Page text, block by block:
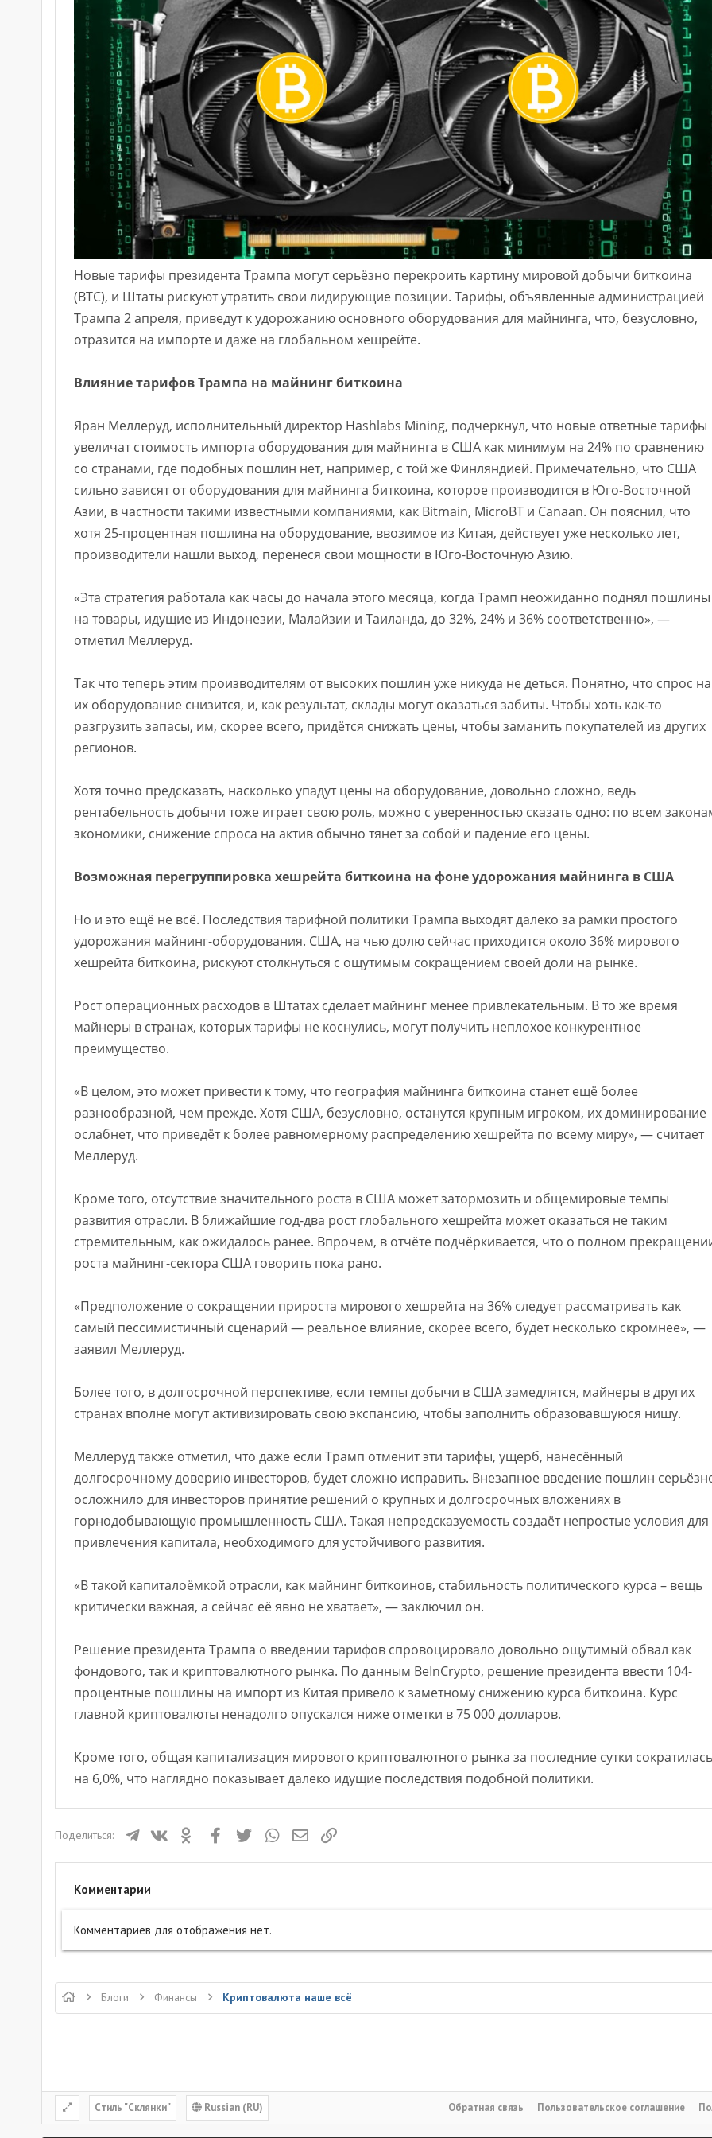
Новые тарифы президента Трампа могут серьёзно перекроить картину мировой добычи биткоина
(BTC), и Штаты рискуют утратить свои лидирующие позиции. Тарифы, объявленные администрацией
Трампа 2 апреля, приведут к удорожанию основного оборудования для майнинга, что, безусловно,
отразится на импорте и даже на глобальном хешрейте.
Влияние тарифов Трампа на майнинг биткоина
Яран Меллеруд, исполнительный директор Hashlabs Mining, подчеркнул, что новые ответные тарифы
увеличат стоимость импорта оборудования для майнинга в США как минимум на 24% по сравнению
со странами, где подобных пошлин нет, например, с той же Финляндией. Примечательно, что США
сильно зависят от оборудования для майнинга биткоина, которое производится в Юго-Восточной
Азии, в частности такими известными компаниями, как Bitmain, MicroBT и Canaan. Он пояснил, что
хотя 25-процентная пошлина на оборудование, ввозимое из Китая, действует уже несколько лет,
производители нашли выход, перенеся свои мощности в Юго-Восточную Азию.
«Эта стратегия работала как часы до начала этого месяца, когда Трамп неожиданно поднял пошлины
на товары, идущие из Индонезии, Малайзии и Таиланда, до 32%, 24% и 36% соответственно», —
отметил Меллеруд.
Так что теперь этим производителям от высоких пошлин уже никуда не деться. Понятно, что спрос на
их оборудование снизится, и, как результат, склады могут оказаться забиты. Чтобы хоть как-то
разгрузить запасы, им, скорее всего, придётся снижать цены, чтобы заманить покупателей из других
регионов.
Хотя точно предсказать, насколько упадут цены на оборудование, довольно сложно, ведь
рентабельность добычи тоже играет свою роль, можно с уверенностью сказать одно: по всем
экономики, снижение спроса на актив обычно тянет за собой и падение его цены.
Возможная перегруппировка хешрейта биткоина на фоне удорожания майнинга в США
Но и это ещё не всё. Последствия тарифной политики Трампа выходят далеко за рамки простого
удорожания майнинг-оборудования. США, на чью долю сейчас приходится около 36% мирового
хешрейта биткоина, рискуют столкнуться с ощутимым сокращением своей доли на рынке.
Рост операционных расходов в Штатах сделает майнинг менее привлекательным. В то же время
майнеры в странах, которых тарифы не коснулись, могут получить неплохое конкурентное
преимущество.
«В целом, это может привести к тому, что география майнинга биткоина станет ещё более
разнообразной, чем прежде. Хотя США, безусловно, останутся крупным игроком, их доминирование
ослабнет, что приведёт к более равномерному распределению хешрейта по всему миру», — считает
Меллеруд.
Кроме того, отсутствие значительного роста в США может затормозить и общемировые темпы
развития отрасли. В ближайшие год-два рост глобального хешрейта может оказаться не таким
стремительным, как ожидалось ранее. Впрочем, в отчёте подчёркивается, что о полном
роста майнинг-сектора США говорить пока рано.
«Предположение о сокращении прироста мирового хешрейта на 36% следует рассматривать как
самый пессимистичный сценарий — реальное влияние, скорее всего, будет несколько скромнее», —
заявил Меллеруд.
Более того, в долгосрочной перспективе, если темпы добычи в США замедлятся, майнеры в других
странах вполне могут активизировать свою экспансию, чтобы заполнить образовавшуюся нишу.
Меллеруд также отметил, что даже если Трамп отменит эти тарифы, ущерб, нанесённый
долгосрочному доверию инвесторов, будет сложно исправить. Внезапное введение пошлин
осложнило для инвесторов принятие решений о крупных и долгосрочных вложениях в
горнодобывающую промышленность США. Такая непредсказуемость создаёт непростые условия для
привлечения капитала, необходимого для устойчивого развития.
«В такой капиталоёмкой отрасли, как майнинг биткоинов, стабильность политического курса – вещь
критически важная, а сейчас её явно не хватает», — заключил он.
Решение президента Трампа о введении тарифов спровоцировало довольно ощутимый обвал как
фондового, так и криптовалютного рынка. По данным BeInCrypto, решение президента ввести 104-
процентные пошлины на импорт из Китая привело к заметному снижению курса биткоина. Курс
главной криптовалюты ненадолго опускался ниже отметки в 75 000 долларов.
Кроме того, общая капитализация мирового криптовалютного рынка за последние сутки сократилась
на 6,0%, что наглядно показывает далеко идущие последствия подобной политики.
Поделиться: ТелеграмВКонтактеОдноклассники
FacebookTwitter WhatsAppЭлектронная почта
Комментарии
Комментариев для отображения нет.
Блоги Финансы Криптовалюта наше всё
Cтиль "Склянки" Russian (RU) Обратная связь Пользовательское соглашение